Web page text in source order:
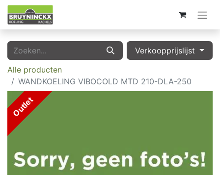
Verkoopprijslijst
Alle producten
WANDKOELING VIBOCOLD MTD 210-DLA-250
Outlet